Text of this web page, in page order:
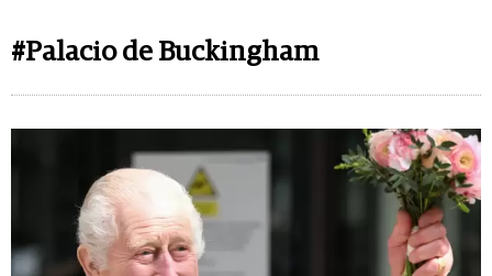
#Palacio de Buckingham